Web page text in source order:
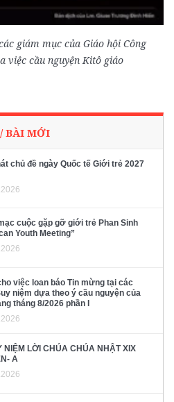
giám mục của Giáo hội Công
việc cầu nguyện Kitô giáo
BÀI MỚI
chủ đề ngày Quốc tế Giới trẻ 2027
cuộc gặp gỡ giới trẻ Phan Sinh
Youth Meeting”
việc loan báo Tin mừng tại các
niệm dựa theo ý cầu nguyện của
tháng 8/2026 phần I
NIỆM LỜI CHÚA CHÚA NHẬT XIX
A